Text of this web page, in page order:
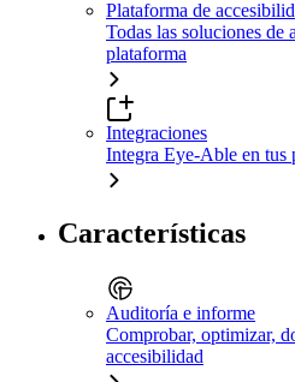
Plataforma de
Todas las soluciones de
plataforma
Integraciones
Integra Eye-Able en tus
Características
Auditoría e informe
Comprobar, optimizar,
accesibilidad